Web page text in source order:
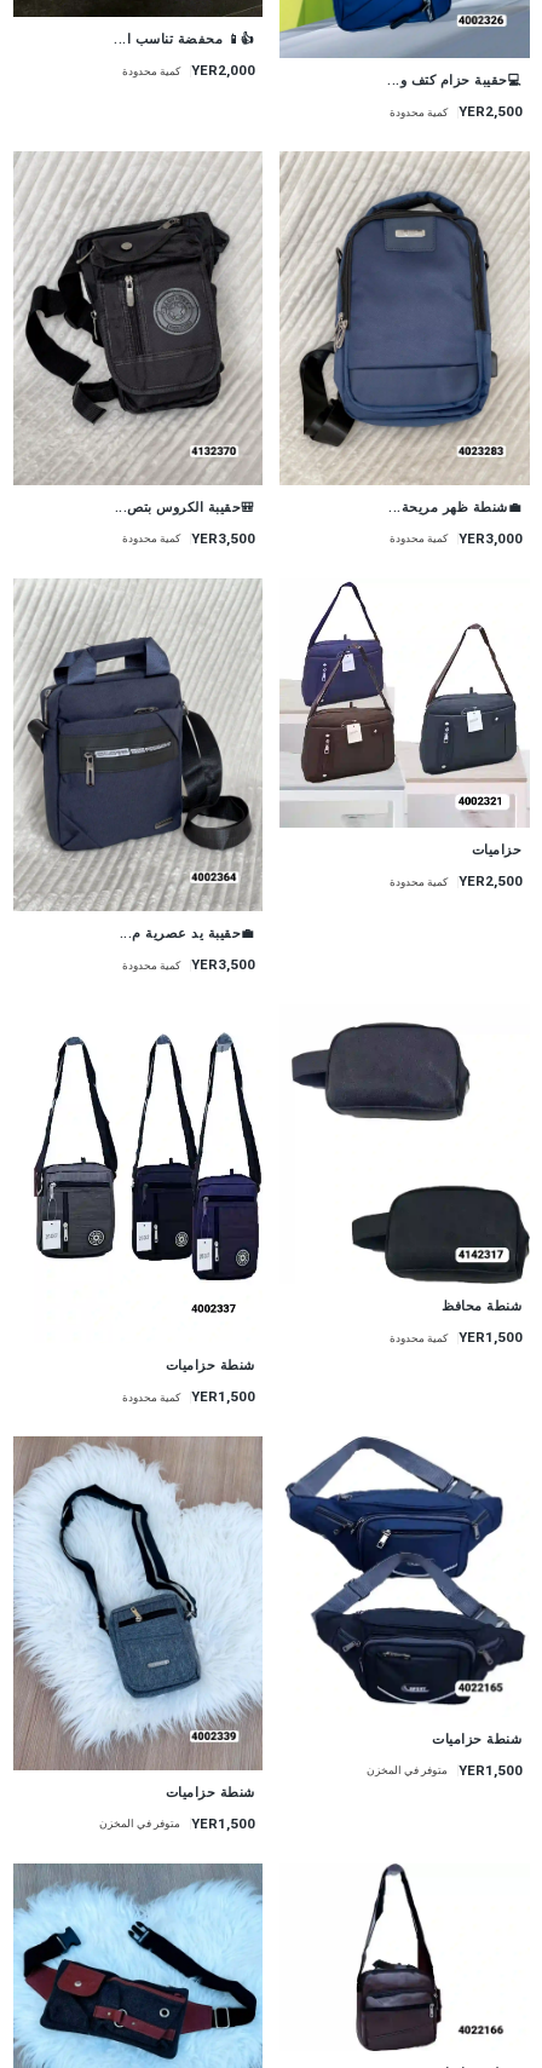
💻حقيبة حزام كتف و...
YER2,500 كمية محدودة
👍📱 محفضة تناسب ا...
YER2,000 كمية محدودة
💼شنطة ظهر مريحة...
YER3,000 كمية محدودة
🎒حقيبة الكروس بتص...
YER3,500 كمية محدودة
حزاميات
YER2,500 كمية محدودة
💼حقيبة يد عصرية م...
YER3,500 كمية محدودة
شنطة محافظ
YER1,500 كمية محدودة
شنطة حزاميات
YER1,500 كمية محدودة
شنطة حزاميات
YER1,500 متوفر في المخزن
شنطة حزاميات
YER1,500 متوفر في المخزن